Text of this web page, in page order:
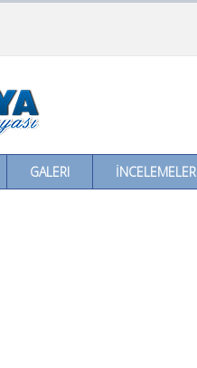
GALERI İNCELEMELER